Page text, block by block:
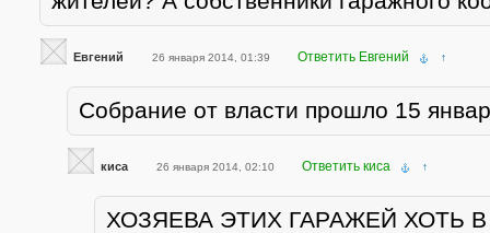
Евгений 26 января 2014, 01:39 Ответить Евгений ↑
Собрание от власти прошло 15
киса 26 января 2014, 02:10 Ответить киса ↑
ХОЗЯЕВА ЭТИХ ГАРАЖЕЙ ХОТЬ В